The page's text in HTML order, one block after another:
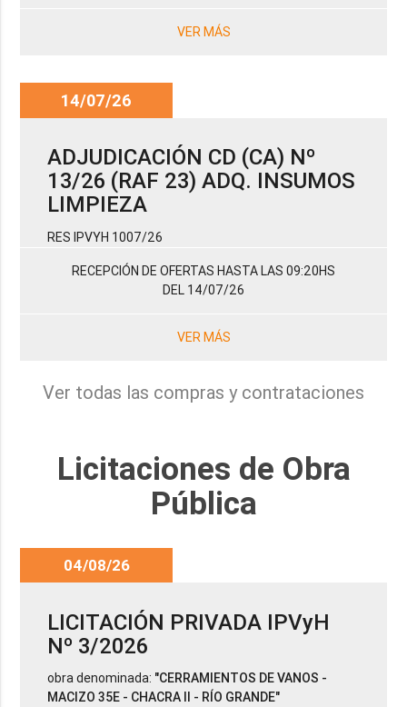
VER MÁS
14/07/26
ADJUDICACIÓN CD (CA) Nº
13/26 (RAF 23) ADQ. INSUMOS
LIMPIEZA
RES IPVYH 1007/26
RECEPCIÓN DE OFERTAS HASTA LAS 09:20HS
DEL 14/07/26
VER MÁS
Ver todas las compras y contrataciones
Licitaciones de Obra
Pública
04/08/26
LICITACIÓN PRIVADA IPVyH
Nº 3/2026
obra denominada: "CERRAMIENTOS DE VANOS -
MACIZO 35E - CHACRA II - RÍO GRANDE"